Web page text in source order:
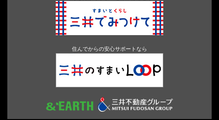
住んでからの安心サポートなら